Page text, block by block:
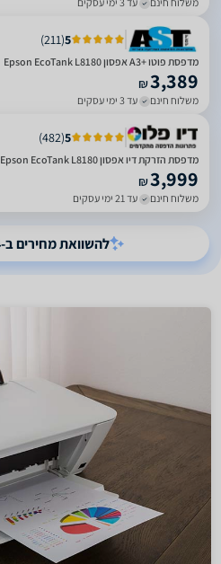
5
(
211
)
מדפסת פוטו A3+‎ אפסון Epson EcoTank L8180
₪3,389
משלוח חינם עד 3 ימי עסקים
5
(
482
)
מדפסת הזרקת דיו אפסון Epson EcoTank L8180
₪3,999
משלוח חינם עד 21 ימי עסקים
להשוואת מחירים ב-4 חנויות נוספות